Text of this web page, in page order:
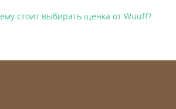
стоит выбирать щенка от Wuuff?